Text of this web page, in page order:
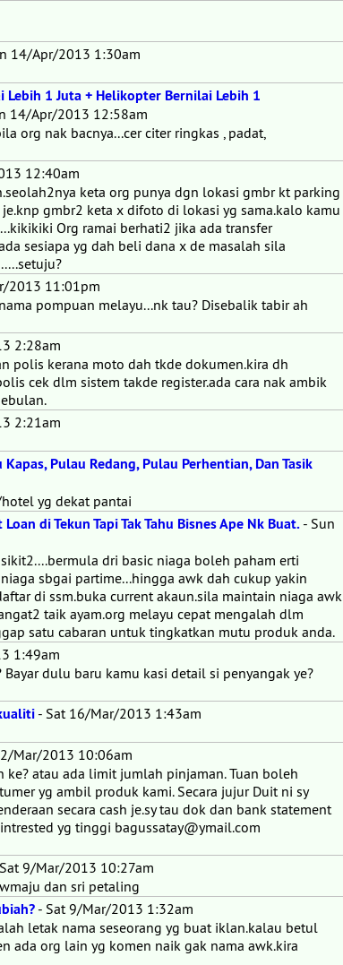
14/Apr/2013 1:30am
1 Juta + Helikopter Bernilai Lebih 1
14/Apr/2013 12:58am
org nak bacnya...cer citer ringkas , padat,
12:40am
keta org punya dgn lokasi gmbr kt parking
gmbr2 keta x difoto di lokasi yg sama.kalo kamu
Org ramai berhati2 jika ada transfer
sesiapa yg dah beli dana x de masalah sila
2013 11:01pm
pompuan melayu...nk tau? Disebalik tabir ah
2:28am
polis kerana moto dah tkde dokumen.kira dh
cek dlm sistem takde register.ada cara nak ambik
2:21am
Pulau Redang, Pulau Perhentian, Dan Tasik
yg dekat pantai
di Tekun Tapi Tak Tahu Bisnes Ape Nk Buat. - Sun
dri basic niaga boleh paham erti
sbgai partime...hingga awk dah cukup yakin
di ssm.buka current akaun.sila maintain niaga awk
taik ayam.org melayu cepat mengalah dlm
satu cabaran untuk tingkatkan mutu produk anda.
1:49am
dulu baru kamu kasi detail si penyangak ye?
- Sat 16/Mar/2013 1:43am
Mar/2013 10:06am
atau ada limit jumlah pinjaman. Tuan boleh
yg ambil produk kami. Secara jujur Duit ni sy
secara cash je.sy tau dok dan bank statement
yg tinggi bagussatay@ymail.com
9/Mar/2013 10:27am
dan sri petaling
- Sat 9/Mar/2013 1:32am
letak nama seseorang yg buat iklan.kalau betul
ada org lain yg komen naik gak nama awk.kira